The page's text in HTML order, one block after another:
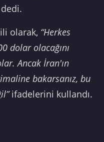
olarak, “Herkes
dolar olacağını
Ancak İran'ın
bakarsanız, bu
ifadelerini kullandı.